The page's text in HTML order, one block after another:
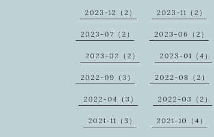
2023-12（2） 2023-11（2）
2023-07（2） 2023-06（2）
2023-02（2） 2023-01（4）
2022-09（3） 2022-08（2）
2022-04（3） 2022-03（2）
2021-11（3） 2021-10（4）